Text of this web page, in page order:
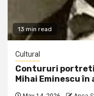
13 min read
Cultural
Contururi
Mihai Eminescu în